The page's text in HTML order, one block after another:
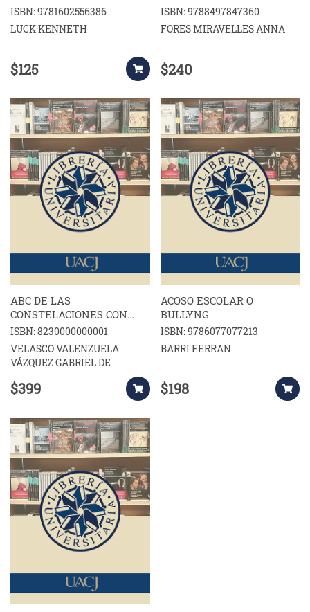
HIJO
ISBN: 9781602556386
LUCK KENNETH
$125
ISBN: 9788497847360
FORES MIRAVELLES ANNA
$240
ABC DE LAS
CONSTELACIONES CON
ENFOQUE CENTRADO EN
SOLUCIONES
ISBN: 8230000000001
VELASCO VALENZUELA
VÁZQUEZ GABRIEL DE
$399
ACOSO ESCOLAR O
BULLYNG
ISBN: 9786077077213
BARRI FERRAN
$198